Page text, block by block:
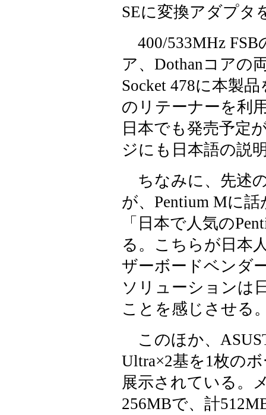
SEに変換アダプタ
400/533MHz FSB
ア、Dothanコアの
Socket 478に本製
のリテーナーを利
日本でも発売予定
ジにも日本語の説
ちなみに、先述
が、Pentium Mに
「日本で人気の
る。こちらが日本
ザーボードベンダ
ソリューションは
ことを感じさせる
このほか、
Ultra×2基を1枚の
展示されている。
256MBで、計